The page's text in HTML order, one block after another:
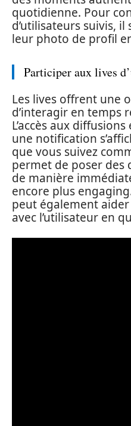
quotidienne. Pour
d’utilisateurs suivis,
leur photo de profil
Participer aux lives
Les lives offrent une
d’interagir en temps
L’accès aux
une notification
que vous suivez
permet de poser des
de manière
encore plus
peut également
avec l’utilisateur en